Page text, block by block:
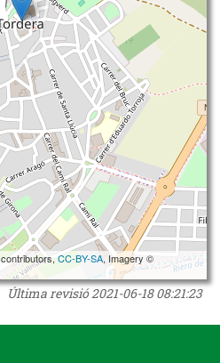
contributors,CC-BY-SA, Imagery ©
Última revisió2021-06-18 08:21:23